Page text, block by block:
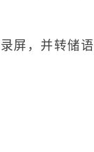
屏，并转储语